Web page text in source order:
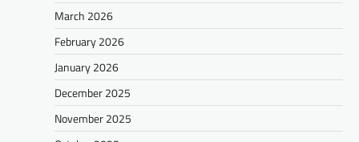
March 2026
February 2026
January 2026
December 2025
November 2025